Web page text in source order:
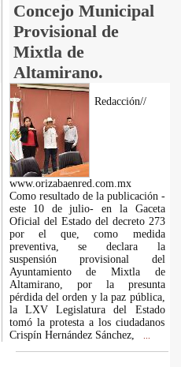
Concejo Municipal
Provisional de
Mixtla de
Altamirano.
Redacción//
www.orizabaenred.com.mx
Como resultado de la publicación -
este 10 de julio- en la Gaceta
Oficial del Estado del decreto 273
por el que, como medida
preventiva, se declara la
suspensión provisional del
Ayuntamiento de Mixtla de
Altamirano, por la presunta
pérdida del orden y la paz pública,
la LXV Legislatura del Estado
tomó la protesta a los ciudadanos
Crispín Hernández Sánchez,